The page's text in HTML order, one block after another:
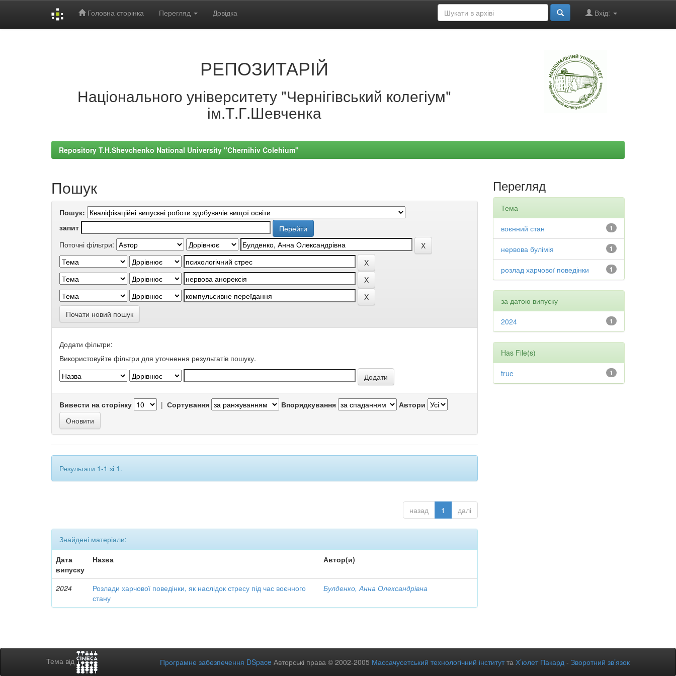
Головна сторінка Перегляд Довідка Вхід:
РЕПОЗИТАРІЙ
Національного університету "Чернігівський колегіум"
ім.Т.Г.Шевченка
Repository T.H.Shevchenko National University "Chernihiv Colehium"
Пошук
Пошук:
запит
Поточні фільтри:
Почати новий пошук
Додати фільтри:
Використовуйте фільтри для уточнення результатів пошуку.
Вивести на сторінку | Сортування Впорядкування Автори
Результати 1-1 зі 1.
назад 1 далі
Знайдені матеріали:
Дата
випуску
Назва Автор(и)
2024
Розлади харчової поведінки, як наслідок стресу під час воєнного
стану
Булденко, Анна Олександрівна
Перегляд
Тема
1
воєнний стан
1
нервова булімія
1
розлад харчової поведінки
за датою випуску
1
2024
Has File(s)
1
true
Тема від Програмне забезпечення DSpace Авторські права © 2002-2005 Массачусетський технологічний інститутта Х’юлет Пакард - Зворотний зв’язок